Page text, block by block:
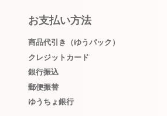
お支払い方法
商品代引き（ゆうパック）
クレジットカード
銀行振込
郵便振替
ゆうちょ銀行